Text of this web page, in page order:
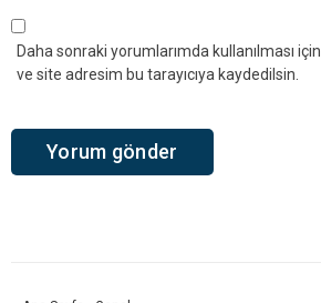
Daha sonraki yorumlarımda kullanılması
ve site adresim bu tarayıcıya kaydedilsin.